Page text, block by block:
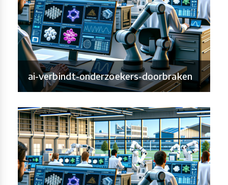
ai-verbindt-onderzoekers-doorbraken